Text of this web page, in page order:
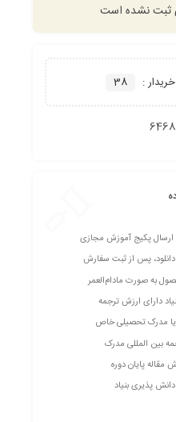
ثبت نشده است
خریدار : 38
6468
پکیج آموزش مجازی
پس از ثبت سفارش
به صورت مادام‌العمر
دارای ارزش ترجمه
یا مدرک تحصیلی خاص
بین المللی مدرک
مقاله پایان دوره
پذیری بنیاد